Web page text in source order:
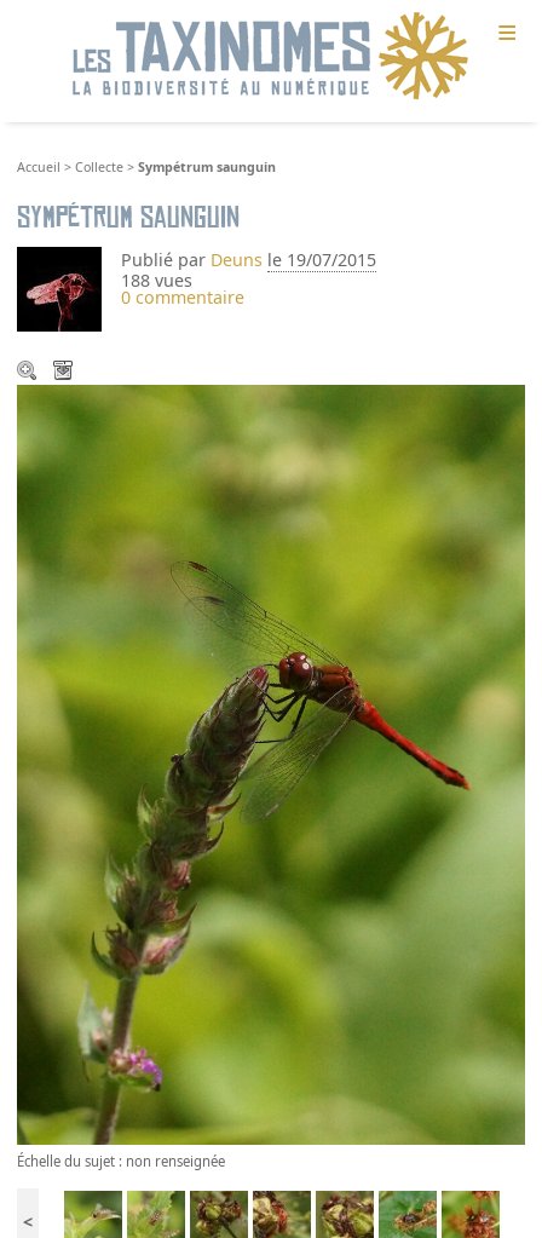
≡
Accueil >Collecte >Sympétrum saunguin
Sympétrum saunguin
Publié par Deuns le 19/07/2015
188 vues
0 commentaire
Échelle du sujet : non renseignée
<